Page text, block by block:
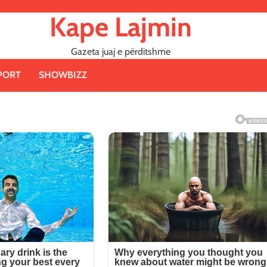
Kape Lajmin
Gazeta juaj e përditshme
SHOWBIZZ